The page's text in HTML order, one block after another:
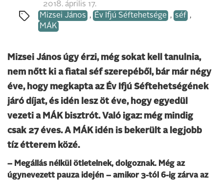
2018. április 17.
Mizsei János , Év Ifjú Séftehetsége , séf ,
MÁK
Mizsei János úgy érzi, még sokat kell tanulnia,
nem nőtt ki a fiatal séf szerepéből, bár már négy
éve, hogy megkapta az Év Ifjú Séftehetségének
járó díjat, és idén lesz öt éve, hogy egyedül
vezeti a MÁK bisztrót. Való igaz: még mindig
csak 27 éves. A MÁK idén is bekerült a legjobb
tíz étterem közé.
– Megállás nélkül ötletelnek, dolgoznak. Még az
úgynevezett pauza idején – amikor 3-tól 6-ig zárva az